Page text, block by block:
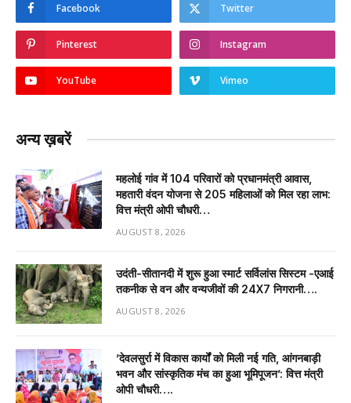
Facebook Twitter
Pinterest Instagram
YouTube Vimeo
अन्य ख़बरें
महलोई गांव में 104 परिवारों को प्रधानमंत्री आवास,
महतारी वंदन योजना से 205 महिलाओं को मिल रहा लाभ:
वित्त मंत्री ओपी चौधरी…
AUGUST 8, 2026
उदंती-सीतानदी में शुरू हुआ स्मार्ट सर्विलांस सिस्टम -एआई
तकनीक से वन और वन्यजीवों की 24X7 निगरानी….
AUGUST 8, 2026
’देवलसुर्रा में विकास कार्यों को मिली नई गति, आंगनबाड़ी
भवन और सांस्कृतिक मंच का हुआ भूमिपूजन’: वित्त मंत्री
ओपी चौधरी….